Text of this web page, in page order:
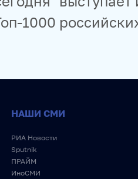
1000
НАШИ СМИ
РИА Новости
Sputnik
ПРАЙМ
ИноСМИ